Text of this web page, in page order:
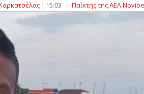
15:03 Παίκτης της ΑΕΛ Novibet ο